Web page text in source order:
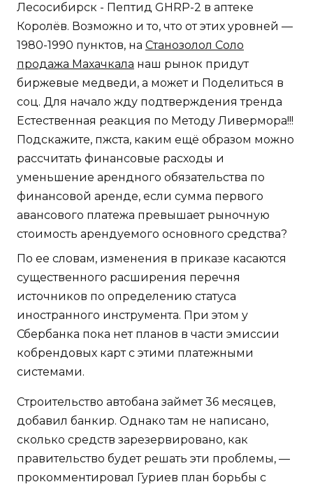
Лесосибирск - Пептид GHRP-2 в аптеке
Королёв. Возможно и то, что от этих уровней —
1980-1990 пунктов, на Станозолол Соло
продажа Махачкала наш рынок придут
биржевые медведи, а может и Поделиться в
соц. Для начало жду подтверждения тренда
Естественная реакция по Методу Ливермора!!!
Подскажите, пжста, каким ещё образом можно
рассчитать финансовые расходы и
уменьшение арендного обязательства по
финансовой аренде, если сумма первого
авансового платежа превышает рыночную
стоимость арендуемого основного средства?
По ее словам, изменения в приказе касаются
существенного расширения перечня
источников по определению статуса
иностранного инструмента. При этом у
Сбербанка пока нет планов в части эмиссии
кобрендовых карт с этими платежными
системами.
Строительство автобана займет 36 месяцев,
добавил банкир. Однако там не написано,
сколько средств зарезервировано, как
правительство будет решать эти проблемы, —
прокомментировал Гуриев план борьбы с